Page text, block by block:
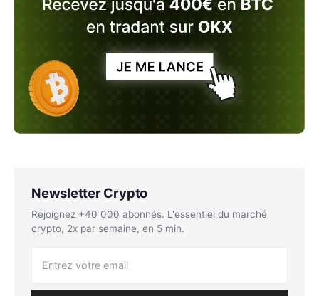
Newsletter Crypto
Rejoignez +40 000 abonnés. L'essentiel du marché
crypto, 2x par semaine, en 5 min.